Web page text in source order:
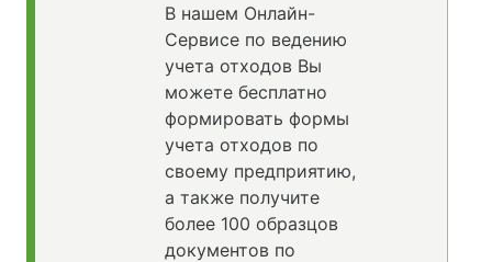
В нашем Онлайн-
Сервисе по ведению
учета отходов Вы
можете бесплатно
формировать формы
учета отходов по
своему предприятию,
а также получите
более 100 образцов
документов по